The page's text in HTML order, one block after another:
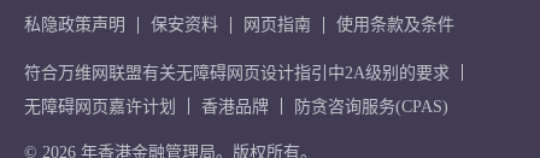
私隐政策声明
保安资料 网页指南 使用条款及条件
符合万维网联盟有关无障碍网页设计指引中2A级别的要求
无障碍网页嘉许计划
香港品牌 防贪咨询服务(CPAS)
© 2026 年香港金融管理局。版权所有。